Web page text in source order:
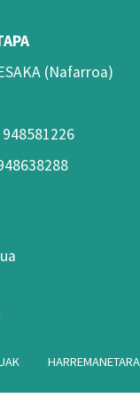
(Nafarroa)